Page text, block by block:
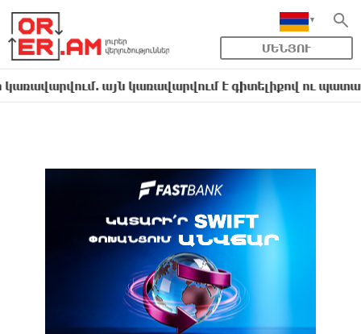
ՄԵՆՅՈՒ
այն կառավարվում է գիտելիքով ու